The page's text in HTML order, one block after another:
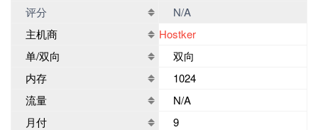
评分
N/A
主机商
Hostker
单/双向
双向
内存
1024
流量
N/A
月付
9